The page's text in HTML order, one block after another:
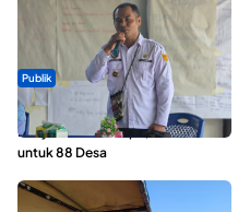
Publik
ABDESI Morotai Apresiasi
Penyaluran ADD Rp3,13 Miliar
untuk 88 Desa